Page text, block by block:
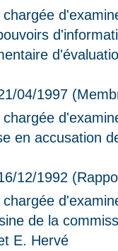
04/1997
en accusation
12/1992
de la
E. Hervé